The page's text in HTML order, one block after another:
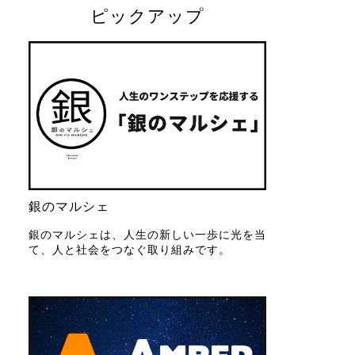
ピックアップ
銀のマルシェ
銀のマルシェは、人生の新しい一歩に光を当
て、人と社会をつなぐ取り組みです。